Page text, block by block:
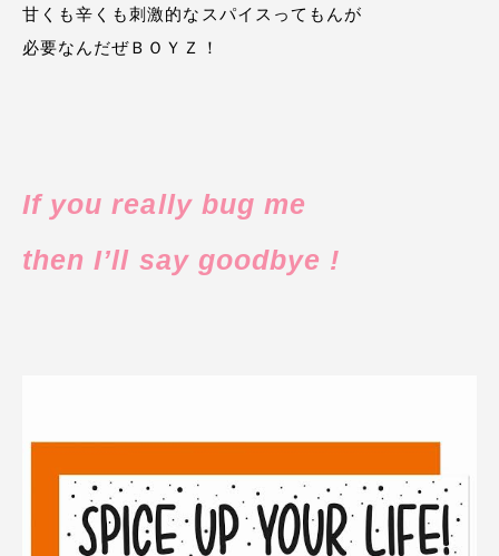
甘くも辛くも刺激的なスパイスってもんが
必要なんだぜＢＯＹＺ！
If you really bug me
then I’ll say goodbye !